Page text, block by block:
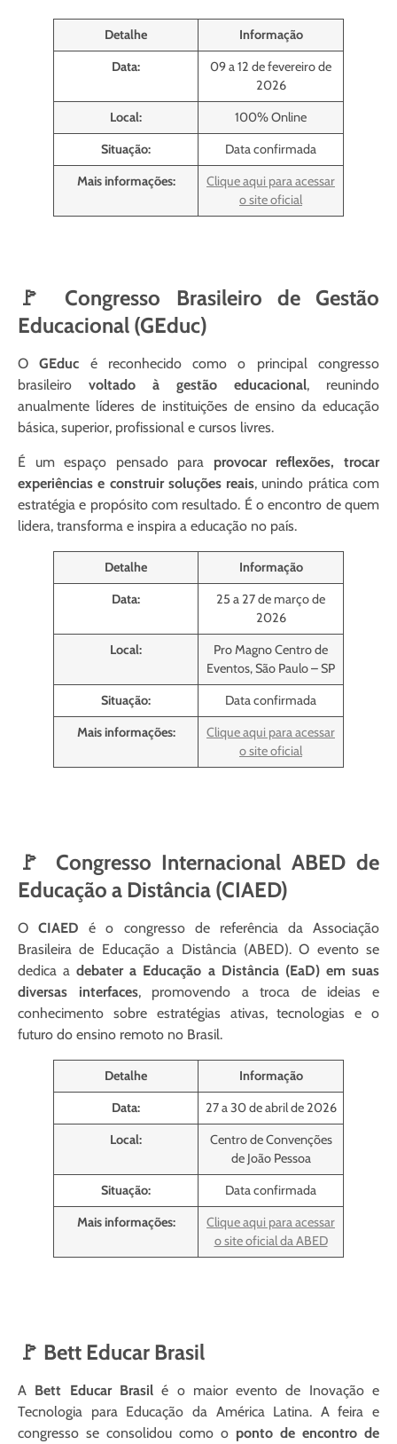
Detalhe
Informação
Data:
09 a 12 de fevereiro de
2026
Local:
100% Online
Situação:
Data confirmada
Mais informações:
Clique aqui para acessar
o site oficial
🚩 Congresso Brasileiro de Gestão
Educacional (GEduc)
OGEduc é reconhecido como o principal congresso
brasileiro voltado à gestão educacional, reunindo
anualmente líderes de instituições de ensino da educação
básica, superior, profissional e cursos livres.
É um espaço pensado para provocar reflexões, trocar
experiências e construir soluções reais, unindo prática com
estratégia e propósito com resultado. É o encontro de quem
lidera, transforma e inspira a educação no país.
Detalhe
Informação
Data:
25 a 27 de março de
2026
Local:
Pro Magno Centro de
Eventos, São Paulo – SP
Situação:
Data confirmada
Mais informações:
Clique aqui para acessar
o site oficial
🚩 Congresso Internacional ABED de
Educação a Distância (CIAED)
OCIAED é o congresso de referência da Associação
Brasileira de Educação a Distância (ABED). O evento se
dedica a debater a Educação a Distância (EaD) em suas
diversas interfaces, promovendo a troca de ideias e
conhecimento sobre estratégias ativas, tecnologias e o
futuro do ensino remoto no Brasil.
Detalhe
Informação
Data:
27 a 30 de abril de 2026
Local:
Centro de Convenções
de João Pessoa
Situação:
Data confirmada
Mais informações:
Clique aqui para acessar
o site oficial da ABED
🚩 Bett Educar Brasil
A Bett Educar Brasilé o maior evento de Inovação e
Tecnologia para Educação da América Latina. A feira e
congresso se consolidou como o ponto de encontro de